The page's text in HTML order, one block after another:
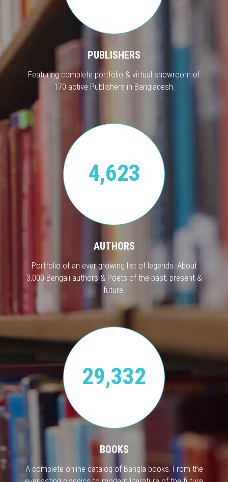
PUBLISHERS
Featuring complete portfolio & virtual showroom of
170 active Publishers in Bangladesh.
4,623
AUTHORS
Portfolio of an ever growing list of legends. About
3,000 Bengali authors & Poets of the past, present &
future.
29,332
BOOKS
A complete online catalog of Bangla books. From the